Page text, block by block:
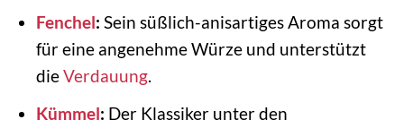
Fenchel: Sein süßlich-anisartiges Aroma sorgt
für eine angenehme Würze und unterstützt
dieVerdauung.
Kümmel: Der Klassiker unter den